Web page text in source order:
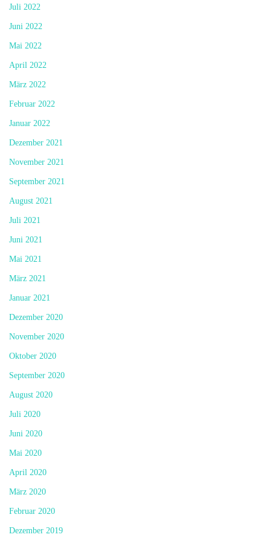
Juli 2022
Juni 2022
Mai 2022
April 2022
März 2022
Februar 2022
Januar 2022
Dezember 2021
November 2021
September 2021
August 2021
Juli 2021
Juni 2021
Mai 2021
März 2021
Januar 2021
Dezember 2020
November 2020
Oktober 2020
September 2020
August 2020
Juli 2020
Juni 2020
Mai 2020
April 2020
März 2020
Februar 2020
Dezember 2019